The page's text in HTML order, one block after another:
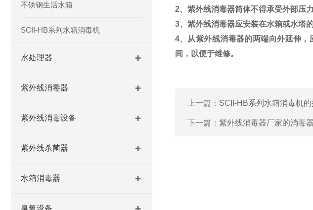
不锈钢生活水箱
SCII-HB系列水箱消毒机
水处理器
紫外线消毒器
紫外线消毒设备
紫外线杀菌器
水箱消毒器
臭氧设备
2、紫外线消毒器筒体不得承受外部压力
3、紫外线消毒器应安装在水箱或水塔
4、从紫外线消毒器的两端向外延伸，
间，以便于维修。
上一篇： SCII-HB系列水箱消毒机的
下一篇： 紫外线消毒器厂家的消毒